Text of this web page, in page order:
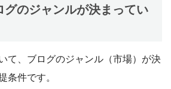
グのジャンルが決まってい
て、ブログのジャンル（市場）が決
条件です。